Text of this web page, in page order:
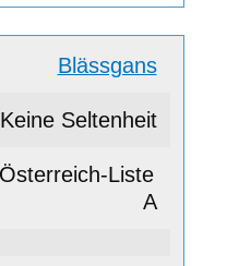
Blässgans
Keine Seltenheit
A